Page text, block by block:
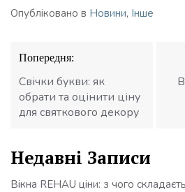
Опубліковано в Новини, Інше
Навігація
записів
Попередня:
Свічки букви: як
обрати та оцінити ціну
для святкового декору
Недавні Записи
Вікна REHAU ціни: з чого